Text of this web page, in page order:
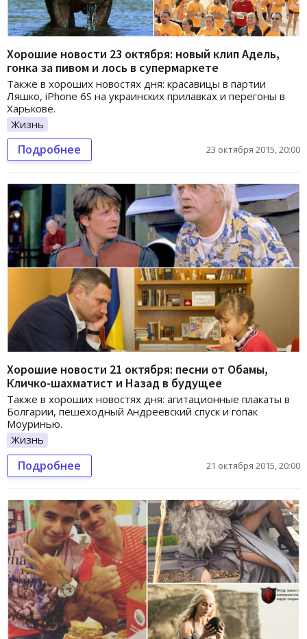
Хорошие новости 23 октября: новый клип Адель,
гонка за пивом и лось в супермаркете
Также в хороших новостях дня: красавицы в партии
Ляшко, iPhone 6S на украинских прилавках и перегоны в
Харькове.
Жизнь
Подробнее 23 октября 2015, 20:00
Хорошие новости 21 октября: песни от Обамы,
Кличко-шахматист и Назад в будущее
Также в хороших новостях дня: агитационные плакаты в
Болгарии, пешеходный Андреевский спуск и гопак
Моуринью.
Жизнь
Подробнее 21 октября 2015, 20:00